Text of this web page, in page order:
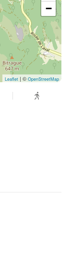
−
Leaflet | © OpenStreetMap